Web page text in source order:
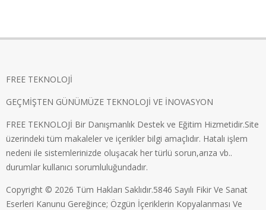
FREE TEKNOLOJİ
GEÇMİŞTEN GÜNÜMÜZE TEKNOLOJİ VE İNOVASYON
FREE TEKNOLOJİ Bir Danışmanlık Destek ve Eğitim Hizmetidir.Site
üzerindeki tüm makaleler ve içerikler bilgi amaçlıdır. Hatalı işlem
nedeni ile sistemlerinizde oluşacak her türlü sorun,arıza vb..
durumlar kullanıcı sorumluluğundadır.
Copyright © 2026 Tüm Hakları Saklıdır.5846 Sayılı Fikir Ve Sanat
Eserleri Kanunu Gereğince; Özgün İçeriklerin Kopyalanması Ve